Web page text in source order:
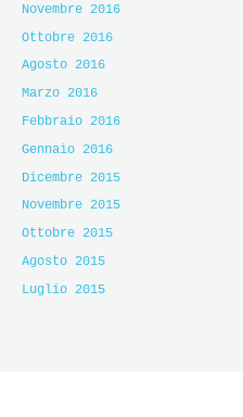
Novembre 2016
Ottobre 2016
Agosto 2016
Marzo 2016
Febbraio 2016
Gennaio 2016
Dicembre 2015
Novembre 2015
Ottobre 2015
Agosto 2015
Luglio 2015